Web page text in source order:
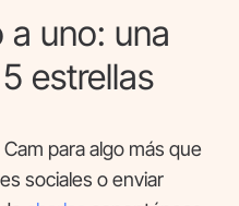
a uno: una
estrellas
para algo más que
sociales o enviar